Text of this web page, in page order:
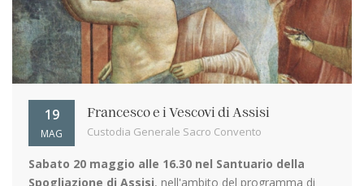
19
MAG
Francesco e i Vescovi di Assisi
Custodia Generale Sacro Convento
Sabato 20 maggio alle 16.30 nel Santuario della
Spogliazione di Assisi, nell'ambito del programma di